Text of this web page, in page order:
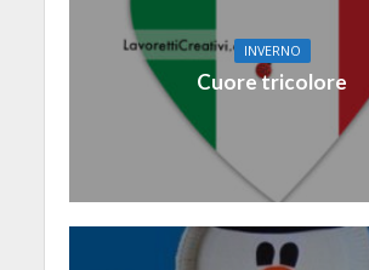
INVERNO
Cuore tricolore